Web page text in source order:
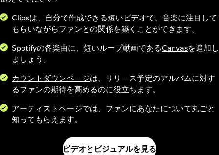
Clipsは、自分で作成できる短いビデオで、音楽に注目して
もらいながらファンとの関係を築くことができます。
Spotifyの各楽曲に、短いループ動画であるCanvasを追加し
ましょう。
カウントダウンページは、リリース予定のアルバムに対す
るファンの期待を高めるのに役立ちます。
アーティストページでは、ファンにあなたについて丸ごと
知ってもらえます。
ビデオとビジュアルを見る